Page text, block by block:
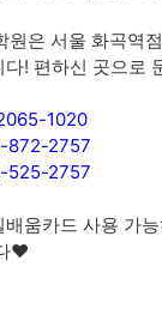
은 서울 화곡역
! 편하신 곳으로
1020
872-2757
525-2757
움카드 사용 가
❤️